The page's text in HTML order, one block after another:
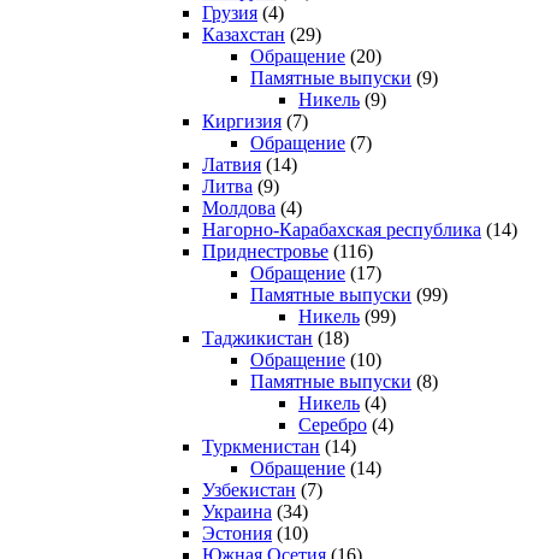
Грузия (4)
Казахстан (29)
Обращение (20)
Памятные выпуски (9)
Никель (9)
Киргизия (7)
Обращение (7)
Латвия (14)
Литва (9)
Молдова (4)
Нагорно-Карабахская республика (14)
Приднестровье (116)
Обращение (17)
Памятные выпуски (99)
Никель (99)
Таджикистан (18)
Обращение (10)
Памятные выпуски (8)
Никель (4)
Серебро (4)
Туркменистан (14)
Обращение (14)
Узбекистан (7)
Украина (34)
Эстония (10)
Южная Осетия (16)